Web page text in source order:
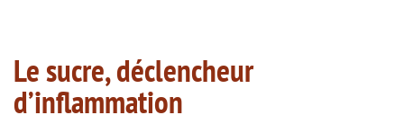
Le sucre, déclencheur
d’inflammation